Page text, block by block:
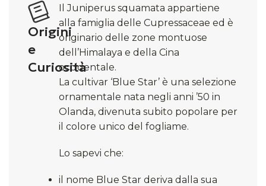
Origini
e
Curiosità
Il Juniperus squamata appartiene
alla famiglia delle Cupressaceae ed è
originario delle zone montuose
dell’Himalaya e della Cina
occidentale.
La cultivar ‘Blue Star’ è una selezione
ornamentale nata negli anni ’50 in
Olanda, divenuta subito popolare per
il colore unico del fogliame.
Lo sapevi che:
il nome Blue Star deriva dalla sua